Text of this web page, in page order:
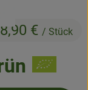
€ / Stück